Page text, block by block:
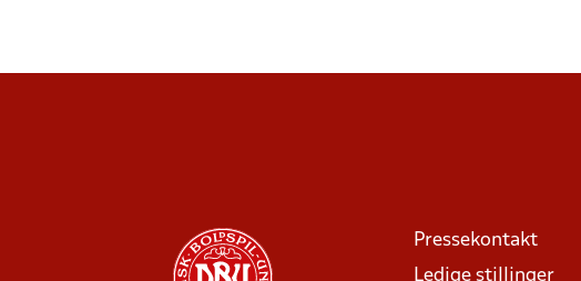
Pressekontakt
Ledige stillinger